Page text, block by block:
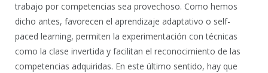
trabajo por competencias sea provechoso. Como hemos
dicho antes, favorecen el aprendizaje adaptativo o self-
paced learning, permiten la experimentación con técnicas
como la clase invertida y facilitan el reconocimiento de las
competencias adquiridas. En este último sentido, hay que